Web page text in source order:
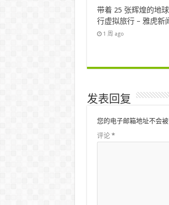
带着 25 张辉煌的地
行虚拟旅行 – 雅虎新
1 周 ago
发表回复
您的电子邮箱地址不会被
评论 *